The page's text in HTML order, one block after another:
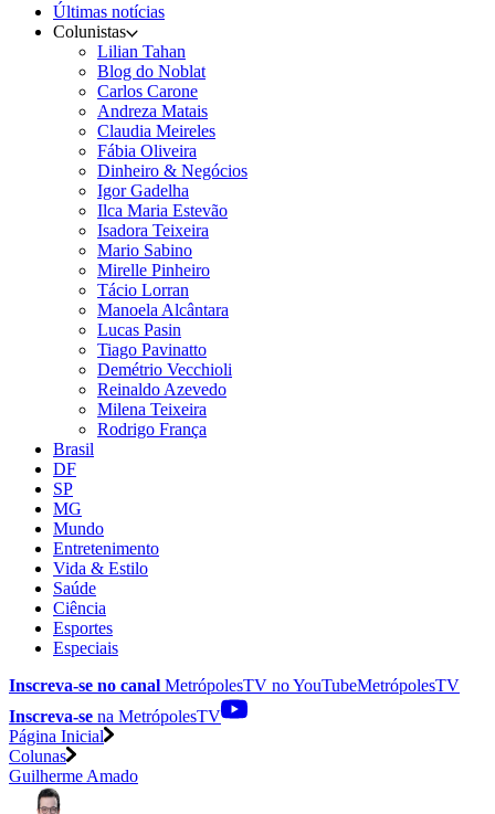
Últimas notícias
Colunistas
Lilian Tahan
Blog do Noblat
Carlos Carone
Andreza Matais
Claudia Meireles
Fábia Oliveira
Dinheiro & Negócios
Igor Gadelha
Ilca Maria Estevão
Isadora Teixeira
Mario Sabino
Mirelle Pinheiro
Tácio Lorran
Manoela Alcântara
Lucas Pasin
Tiago Pavinatto
Demétrio Vecchioli
Reinaldo Azevedo
Milena Teixeira
Rodrigo França
Brasil
DF
SP
MG
Mundo
Entretenimento
Vida & Estilo
Saúde
Ciência
Esportes
Especiais
Inscreva-se no canal MetrópolesTV noYouTubeMetrópolesTV
Inscreva-se na MetrópolesTV
Página Inicial
Colunas
Guilherme Amado